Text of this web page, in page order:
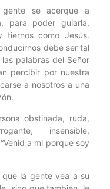
se acerque a
para poder guiarla,
tiernos como Jesús.
debe ser tal
palabras del Señor
percibir por nuestra
a nosotros a una
obstinada, ruda,
insensible,
a mi porque soy
la gente vea a su